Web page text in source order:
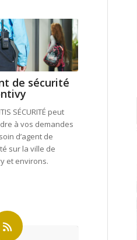
de sécurité
SÉCURITÉ peut
à vos demandes
d’agent de
sur la ville de
et environs.